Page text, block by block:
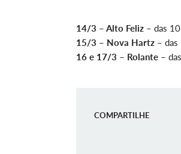
14/3 – Alto Feliz – das
15/3 – Nova Hartz –
16 e 17/3 – Rolante –
COMPARTILHE